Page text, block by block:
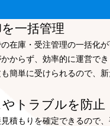
一括管理
在庫・受注管理の一括化
からず、効率的に運営でき
簡単に受けられるので、
トラブルを防止
積もりを確定できるので